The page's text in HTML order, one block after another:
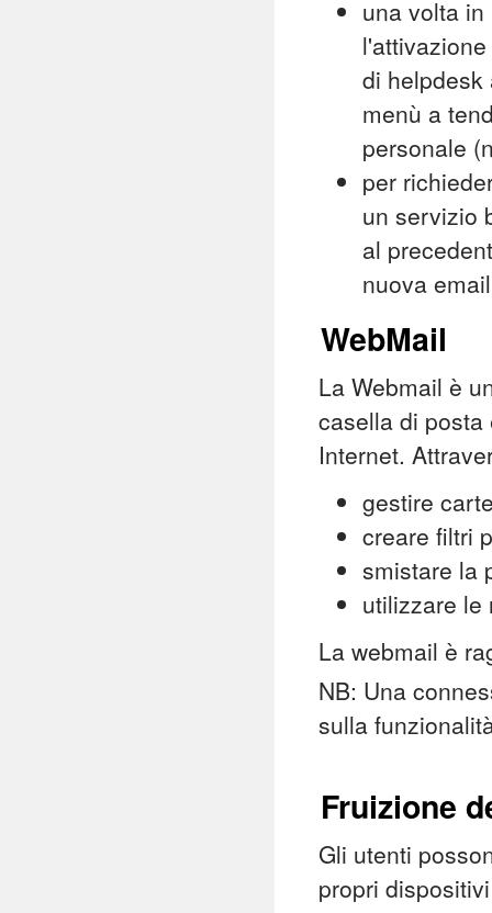
una volta
di
menù a
personale
per
un servizio
al
nuova
WebMail
La Webmail è
casella di
Internet.
gestire
creare filtri
smistare la
utilizzare le
La webmail è
NB: Una
sulla
Fruizione
Gli utenti
propri